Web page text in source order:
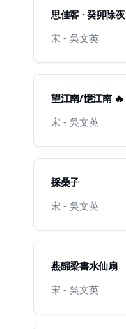
思佳客 · 癸卯除夜
宋 - 吳文英
望江南/憶江南 🔥
宋 - 吳文英
採桑子
宋 - 吳文英
燕歸梁書水仙扇
宋 - 吳文英